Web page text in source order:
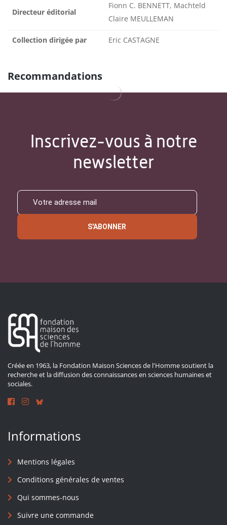
Directeur éditorial
Fionn C. BENNETT, Machteld
Claire MEULLEMAN
Collection dirigée par Eric CASTAGNE
Recommandations
Inscrivez-vous à notre
newsletter
S'ABONNER
Créée en 1963, la Fondation Maison Sciences de l'Homme soutient la
recherche et la diffusion des connaissances en sciences humaines et
sociales.
Informations
Mentions légales
Conditions générales de ventes
Qui sommes-nous
Suivre une commande